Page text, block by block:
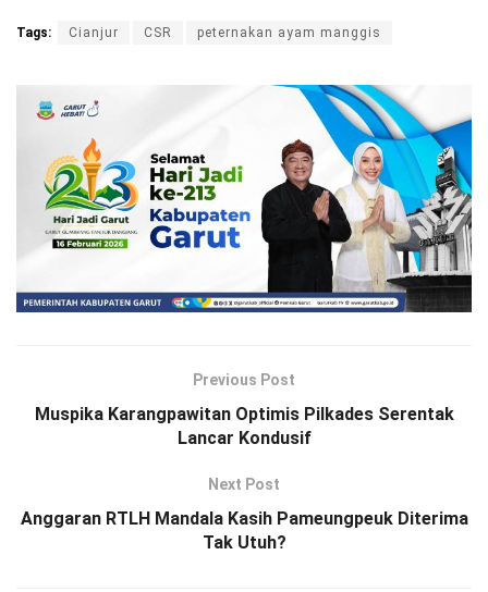
Tags: Cianjur CSR peternakan ayam manggis
Previous Post
Muspika Karangpawitan Optimis Pilkades Serentak
Lancar Kondusif
Next Post
Anggaran RTLH Mandala Kasih Pameungpeuk Diterima
Tak Utuh?